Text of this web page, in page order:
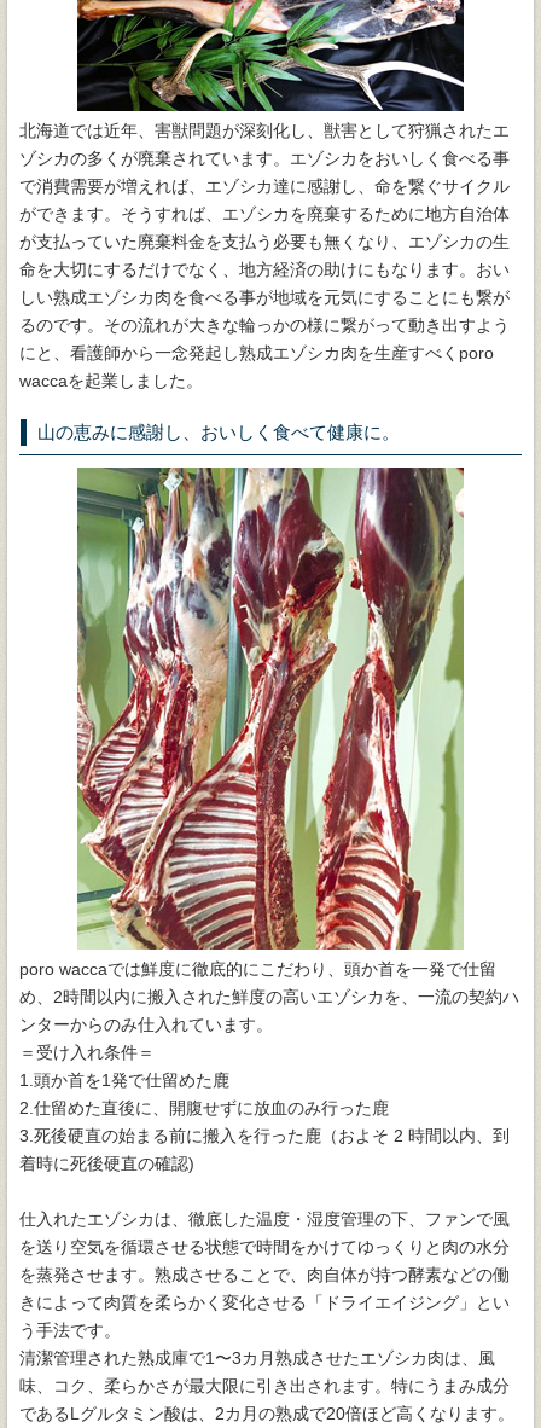
北海道では近年、害獣問題が深刻化し、獣害として狩猟されたエ
ゾシカの多くが廃棄されています。エゾシカをおいしく食べる事
で消費需要が増えれば、エゾシカ達に感謝し、命を繋ぐサイクル
ができます。そうすれば、エゾシカを廃棄するために地方自治体
が支払っていた廃棄料金を支払う必要も無くなり、エゾシカの生
命を大切にするだけでなく、地方経済の助けにもなります。おい
しい熟成エゾシカ肉を食べる事が地域を元気にすることにも繋が
るのです。その流れが大きな輪っかの様に繋がって動き出すよう
にと、看護師から一念発起し熟成エゾシカ肉を生産すべくporo
waccaを起業しました。
山の恵みに感謝し、おいしく食べて健康に。
poro waccaでは鮮度に徹底的にこだわり、頭か首を一発で仕留
め、2時間以内に搬入された鮮度の高いエゾシカを、一流の契約ハ
ンターからのみ仕入れています。
＝受け入れ条件＝
1.頭か首を1発で仕留めた鹿
2.仕留めた直後に、開腹せずに放血のみ行った鹿
3.死後硬直の始まる前に搬入を行った鹿（およそ 2 時間以内、到
着時に死後硬直の確認)
仕入れたエゾシカは、徹底した温度・湿度管理の下、ファンで風
を送り空気を循環させる状態で時間をかけてゆっくりと肉の水分
を蒸発させます。熟成させることで、肉自体が持つ酵素などの働
きによって肉質を柔らかく変化させる「ドライエイジング」とい
う手法です。
清潔管理された熟成庫で1〜3カ月熟成させたエゾシカ肉は、風
味、コク、柔らかさが最大限に引き出されます。特にうまみ成分
であるLグルタミン酸は、2カ月の熟成で20倍ほど高くなります。